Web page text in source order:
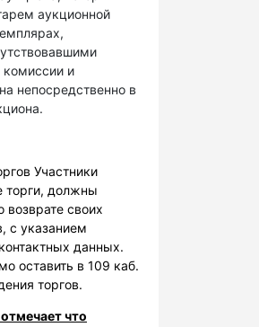
аукционной
комиссии и
непосредственно в
Участники
торги, должны
возврате своих
с указанием
данных.
оставить в 109 каб.
торгов.
что